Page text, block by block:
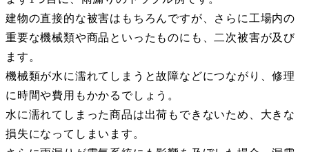
建物の直接的な被害はもちろんですが、さらに工場内の
重要な機械類や商品といったものにも、二次被害が及び
ます。
機械類が水に濡れてしまうと故障などにつながり、修理
に時間や費用もかかるでしょう。
水に濡れてしまった商品は出荷もできないため、大きな
損失になってしまいます。